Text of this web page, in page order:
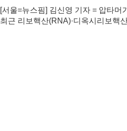
[서울=뉴스핌] 김신영 기자 = 압타
최근 리보핵산(RNA)·디옥시리보핵